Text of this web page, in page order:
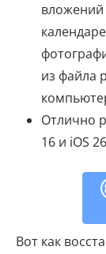
вложений
из файла
Отлично
16 и iOS
Вот как